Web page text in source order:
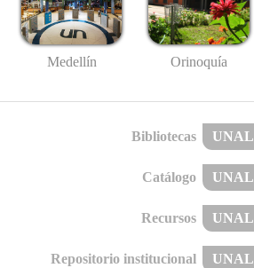
Medellín Orinoquía
Bibliotecas UNAL
Catálogo UNAL
Recursos UNAL
Repositorio institucional UNAL